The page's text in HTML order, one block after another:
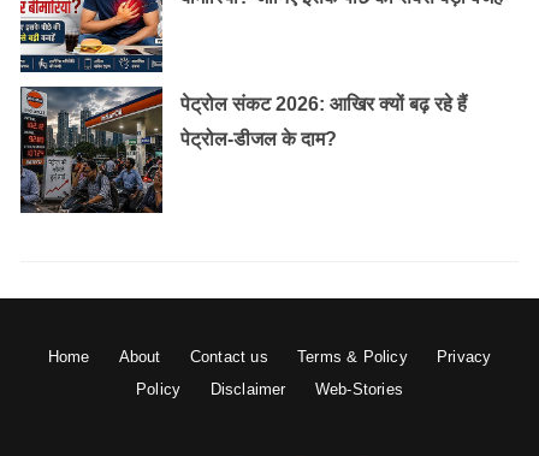
पेट्रोल संकट 2026: आखिर क्यों बढ़ रहे हैं
पेट्रोल-डीजल के दाम?
Home About Contact us Terms & Policy
Privacy
Policy
Disclaimer Web-Stories